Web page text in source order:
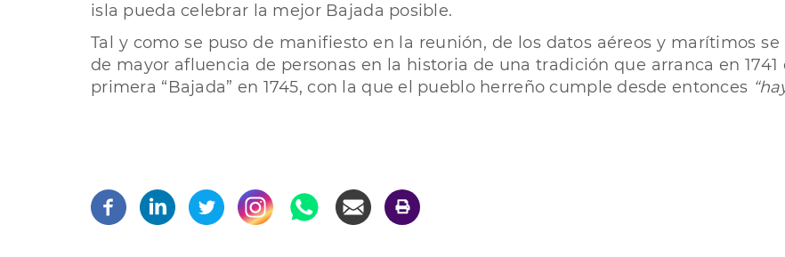
isla pueda celebrar la mejor Bajada posible.
Tal y como se puso de manifiesto en la reunión, de los datos aéreos y marítimos
de mayor afluencia de personas en la historia de una tradición que arranca en
primera “Bajada” en 1745, con la que el pueblo herreño cumple desde entonces